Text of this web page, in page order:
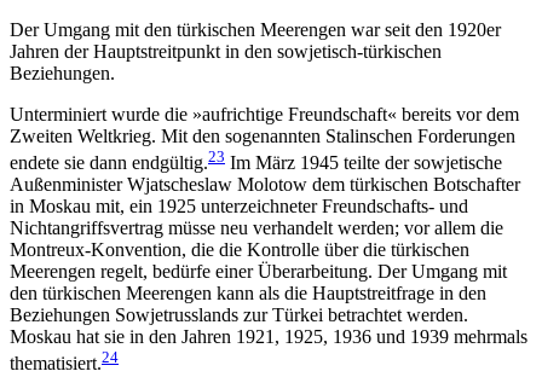
Der Umgang mit den türkischen Meerengen war seit den 1920er
Jahren der Hauptstreitpunkt in den sowjetisch-türkischen
Beziehungen.
Unterminiert wurde die »aufrichtige Freundschaft« bereits vor dem
Zweiten Weltkrieg. Mit den so­genann­ten Stalinschen Forderungen
endete sie dann end­gültig.23 Im März 1945 teilte der sowjetische
Außenminister Wjatscheslaw Molotow dem türkischen Botschafter
in Moskau mit, ein 1925 unterzeichneter Freundschafts- und
Nichtangriffsvertrag müsse neu verhandelt werden; vor allem die
Montreux-Konven­tion, die die Kontrolle über die türkischen
Meerengen regelt, bedürfe einer Überarbeitung. Der Umgang mit
den türkischen Meerengen kann als die Hauptstreitfrage in den
Beziehungen Sowjetrusslands zur Türkei betrachtet werden.
Moskau hat sie in den Jahren 1921, 1925, 1936 und 1939 mehrmals
thematisiert.24